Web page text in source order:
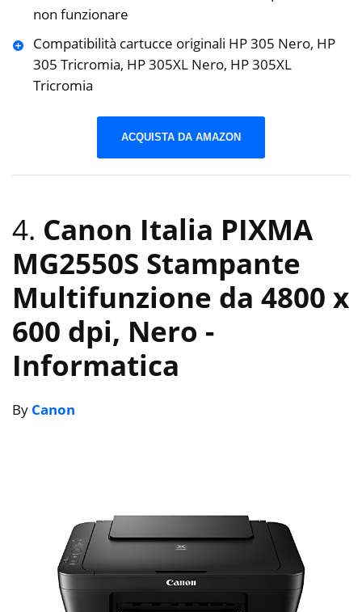
non funzionare
Compatibilità cartucce originali HP 305 Nero, HP
305 Tricromia, HP 305XL Nero, HP 305XL
Tricromia
ACQUISTA DA AMAZON
4. Canon Italia PIXMA
MG2550S Stampante
Multifunzione da 4800 x
600 dpi, Nero -
Informatica
By Canon